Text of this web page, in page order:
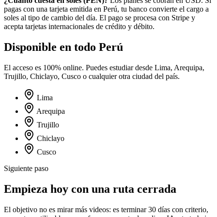
pagas con una tarjeta emitida en Perú, tu banco convierte el cargo a
soles al tipo de cambio del día. El pago se procesa con Stripe y
acepta tarjetas internacionales de crédito y débito.
Disponible en todo Perú
El acceso es 100% online. Puedes estudiar desde Lima, Arequipa,
Trujillo, Chiclayo, Cusco o cualquier otra ciudad del país.
Lima
Arequipa
Trujillo
Chiclayo
Cusco
Siguiente paso
Empieza hoy con una ruta cerrada
El objetivo no es mirar más videos: es terminar 30 días con criterio,